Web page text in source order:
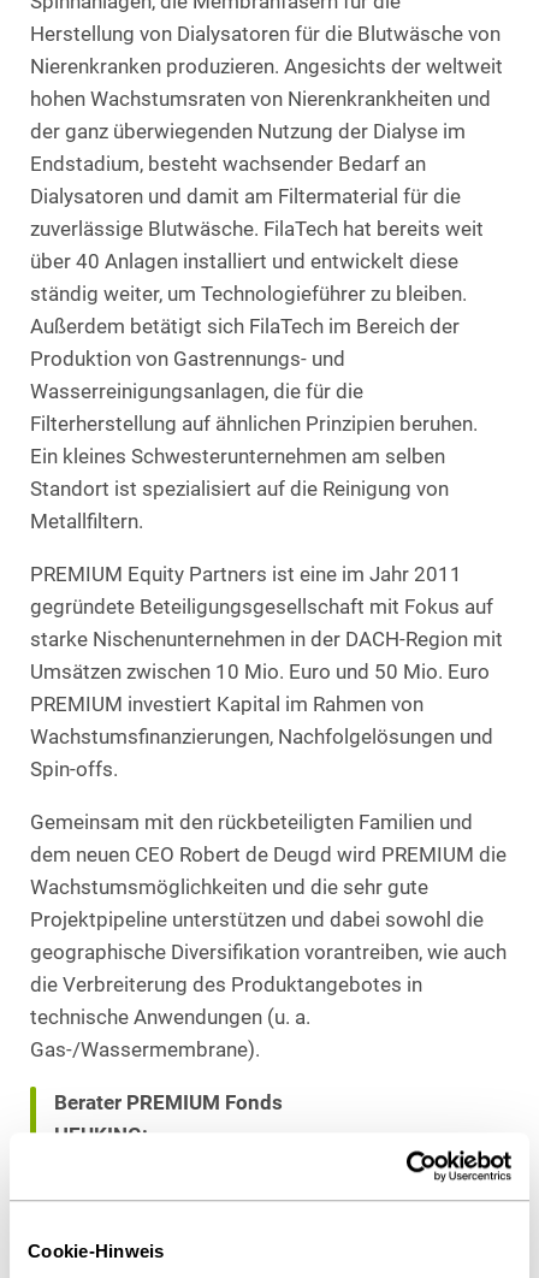
Cookie-Hinweis
Herstellung von Dialysatoren für die Blutwäsche von
Nierenkranken produzieren. Angesichts der weltweit
hohen Wachstumsraten von Nierenkrankheiten und
der ganz überwiegenden Nutzung der Dialyse im
Endstadium, besteht wachsender Bedarf an
Dialysatoren und damit am Filtermaterial für die
zuverlässige Blutwäsche. FilaTech hat bereits weit
über 40 Anlagen installiert und entwickelt diese
ständig weiter, um Technologieführer zu bleiben.
Außerdem betätigt sich FilaTech im Bereich der
Produktion von Gastrennungs- und
Wasserreinigungsanlagen, die für die
Filterherstellung auf ähnlichen Prinzipien beruhen.
Ein kleines Schwesterunternehmen am selben
Standort ist spezialisiert auf die Reinigung von
Metallfiltern.
PREMIUM Equity Partners ist eine im Jahr 2011
gegründete Beteiligungsgesellschaft mit Fokus auf
starke Nischenunternehmen in der DACH-Region mit
Umsätzen zwischen 10 Mio. Euro und 50 Mio. Euro
PREMIUM investiert Kapital im Rahmen von
Wachstumsfinanzierungen, Nachfolgelösungen und
Spin-offs.
Gemeinsam mit den rückbeteiligten Familien und
dem neuen CEO Robert de Deugd wird PREMIUM die
Wachstumsmöglichkeiten und die sehr gute
Projektpipeline unterstützen und dabei sowohl die
geographische Diversifikation vorantreiben, wie auch
die Verbreiterung des Produktangebotes in
technische Anwendungen (u. a.
Gas-/Wassermembrane).
Berater PREMIUM Fonds
HEUKING:
Dr. Stefan Duhnkrack (Federführung, M&A),
Hamburg,